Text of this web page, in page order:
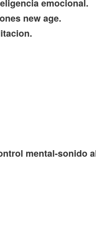
emocional.
new age.
mental-sonido